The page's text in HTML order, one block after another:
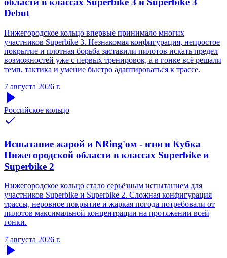
Debut
Нижегородское кольцо впервые принимало многих
участников Superbike 3. Незнакомая конфигурация, непростое
покрытие и плотная борьба заставили пилотов искать предел
возможностей уже с первых тренировок, а в гонке всё решали
темп, тактика и умение быстро адаптироваться к трассе.
7 августа 2026 г.
Российское кольцо
Испытание жарой и NRing'ом - итоги Кубка
Нижегородской области в классах Superbike и
Superbike 2
Нижегородское кольцо стало серьёзным испытанием для
участников Superbike и Superbike 2. Сложная конфигурация
трассы, неровное покрытие и жаркая погода потребовали от
пилотов максимальной концентрации на протяжении всей
гонки.
7 августа 2026 г.